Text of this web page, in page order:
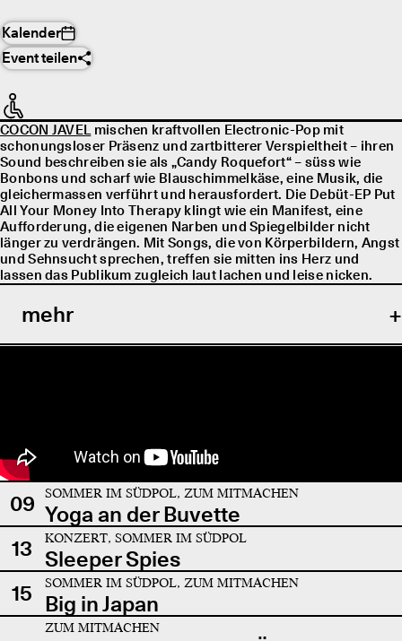
Kalender
Event teilen
COCON JAVELmischen kraftvollen Electronic-Pop mit
schonungsloser Präsenz und zartbitterer Verspieltheit – ihren
Sound beschreiben sie als „Candy Roquefort“ – süss wie
Bonbons und scharf wie Blauschimmelkäse, eine Musik, die
gleichermassen verführt und herausfordert. Die Debüt-EP Put
All Your Money Into Therapy klingt wie ein Manifest, eine
Aufforderung, die eigenen Narben und Spiegelbilder nicht
länger zu verdrängen. Mit Songs, die von Körperbildern, Angst
und Sehnsucht sprechen, treffen sie mitten ins Herz und
lassen das Publikum zugleich laut lachen und leise nicken.
mehr
09 SOMMER IM SÜDPOL, ZUM MITMACHEN
Yoga an der Buvette
13
KONZERT, SOMMER IM SÜDPOL
Sleeper Spies
15
SOMMER IM SÜDPOL, ZUM MITMACHEN
Big in Japan
ZUM MITMACHEN